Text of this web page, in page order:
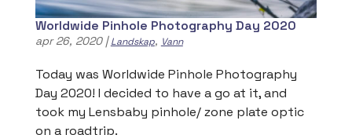
Worldwide Pinhole Photography Day 2020
apr 26, 2020|Landskap, Vann
Today was Worldwide Pinhole Photography
Day 2020! I decided to have a go at it, and
took my Lensbaby pinhole/ zone plate optic
on a roadtrip.